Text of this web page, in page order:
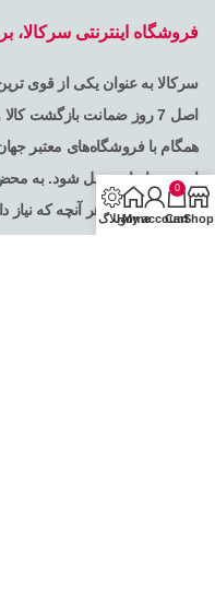
فروشگاه اینترنتی سرکالا،
سرکالا به عنوان یکی از قوی ترین
اصل 7 روز ضمانت بازگشت
همگام با فروشگاه‌های معتبر
اینترنتی ایران تبدیل شود. به
به رو می‌شوید! هر آنچه که نیازShop
0
Cart
My account
Homeوبلاگ